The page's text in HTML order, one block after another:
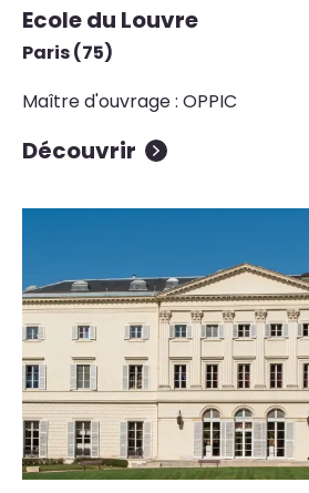
Ecole du Louvre
Paris (75)
Maître d'ouvrage : OPPIC
Découvrir